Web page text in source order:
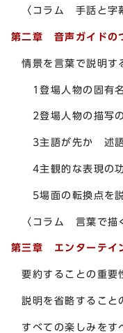
〈コラム 手話と字
第二章 音声ガイドの
情景を言葉で説明す
1登場人物の固有
2登場人物の描写
3主語が先か 述語
4主観的な表現の
5場面の転換点を説
〈コラム 言葉で描
第三章 エンターテイ
要約することの重要
説明を省略すること
すべての楽しみをす